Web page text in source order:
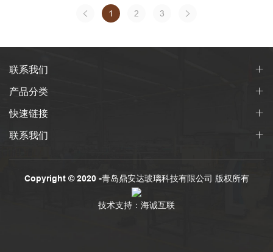
1 2 3
联系我们
产品分类
快速链接
联系我们
Copyright © 2020 -青岛鼎安达玻璃科技有限公司 版权所有
技术支持：海诚互联